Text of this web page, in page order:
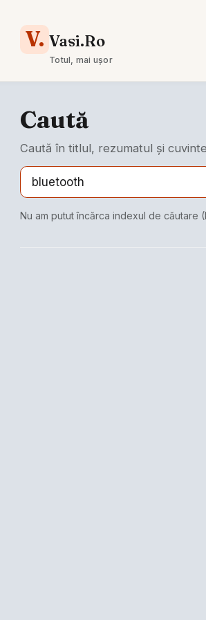
V. Vasi.Ro
Totul, mai ușor
Caută
Caută în titlul, rezumatul și
Nu am putut încărca indexul de căutare